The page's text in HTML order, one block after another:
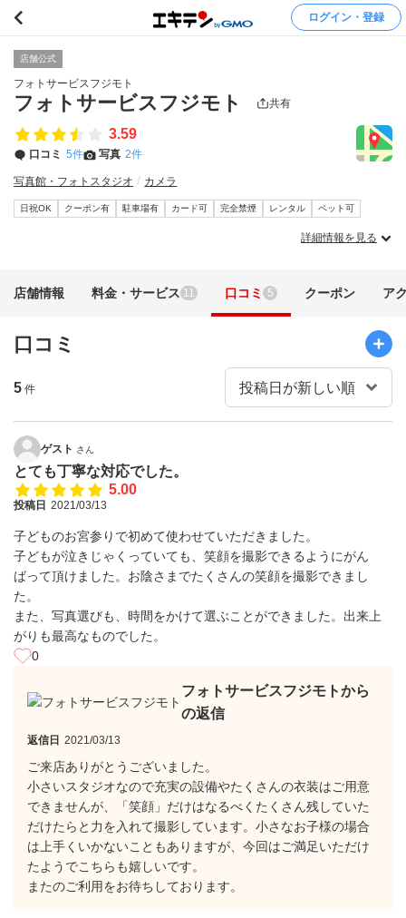
ログイン・登録
店舗公式
フォトサービスフジモト
フォトサービスフジモト 共有
3.59
口コミ 5件 写真 2件
写真館・フォトスタジオ カメラ
日祝OK クーポン有 駐車場有 カード可 完全禁煙 レンタル ペット可
詳細情報を見る
店舗情報 料金・サービス 11 口コミ 5 クーポン ア
口コミ
5 件
ゲスト さん
とても丁寧な対応でした。
5.00
投稿日 2021/03/13
子どものお宮参りで初めて使わせていただきました。
子どもが泣きじゃくっていても、笑顔を撮影できるようにがん
ばって頂けました。お陰さまでたくさんの笑顔を撮影できまし
た。
また、写真選びも、時間をかけて選ぶことができました。出来上
がりも最高なものでした。
0
フォトサービスフジモトから
の返信
返信日 2021/03/13
ご来店ありがとうございました。
小さいスタジオなので充実の設備やたくさんの衣装はご用意
できませんが、「笑顔」だけはなるべくたくさん残していた
だけたらと力を入れて撮影しています。小さなお子様の場合
は上手くいかないこともありますが、今回はご満足いただけ
たようでこちらも嬉しいです。
またのご利用をお待ちしております。